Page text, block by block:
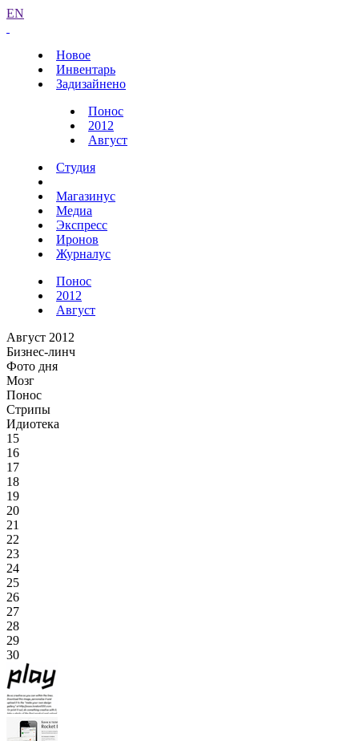
EN
Новое
Инвентарь
Задизайнено
Понос
2012
Август
Студия
Магазинус
Медиа
Экспресс
Иронов
Журналус
Понос
2012
Август
Август 2012
Бизнес-линч
Фото дня
Мозг
Понос
Стрипы
Идиотека
15
16
17
18
19
20
21
22
23
24
25
26
27
28
29
30